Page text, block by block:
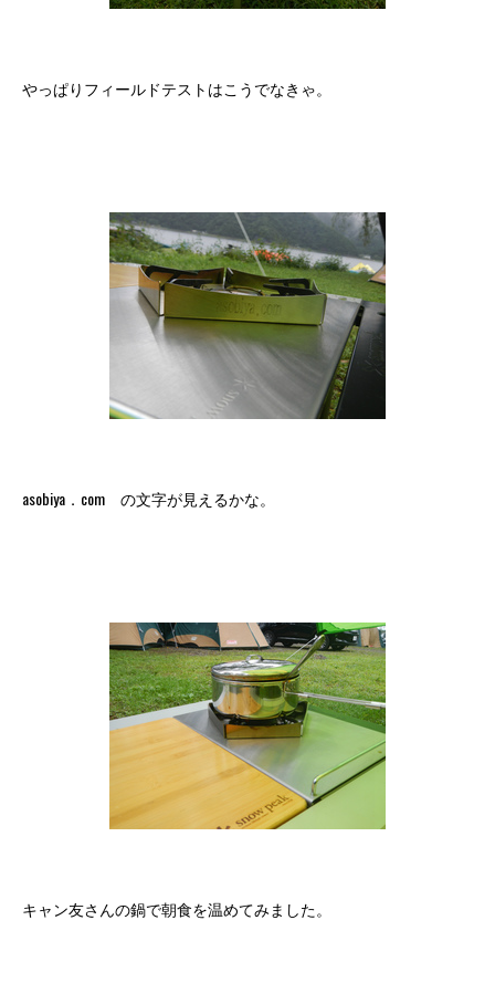
やっぱりフィールドテストはこうでなきゃ。
asobiya．com の文字が見えるかな。
キャン友さんの鍋で朝食を温めてみました。